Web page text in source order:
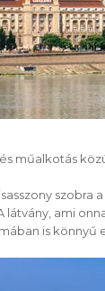
műalkotás
látvány, ami
is könnyű